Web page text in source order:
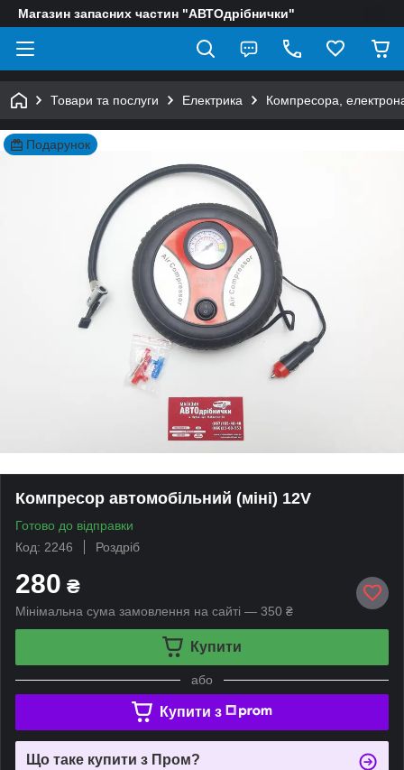
Магазин запасних частин "АВТОдрібнички"
Товари та послуги Електрика Компресора,
Подарунок
Компресор автомобільний (міні) 12V
Готово до відправки
Код: 2246
Роздріб
280 ₴
Мінімальна сума замовлення на сайті — 350 ₴
Купити
або
Купити з
Що таке купити з Пром?